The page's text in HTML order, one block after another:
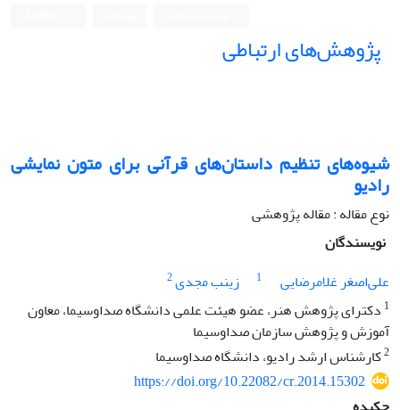
پژوهش‌های ارتباطی
شیوه‌های تنظیم داستان‌های قرآنی برای متون نمایشی
رادیو
نوع مقاله : مقاله پژوهشی
نویسندگان
علی‌اصغر غلامرضایی
1 زینب مجدی2
1 دکترای پژوهش هنر، عضو هیئت علمی دانشگاه صداوسیما، معاون
آموزش و پژوهش سازمان صداوسیما
2کارشناس ارشد رادیو، دانشگاه صداوسیما
https://doi.org/10.22082/cr.2014.15302